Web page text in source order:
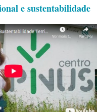
e sustentabilidade